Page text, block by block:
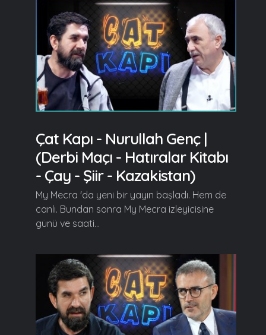
Çat Kapı - Nurullah Genç |
(Derbi Maçı - Hatıralar Kitabı
- Çay - Şiir - Kazakistan)
My Mecra 'da yeni bir yayın başladı. Hem de
canlı. Bundan sonra My Mecra izleyicisine
günü ve saati...